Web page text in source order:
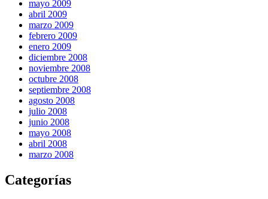
mayo 2009
abril 2009
marzo 2009
febrero 2009
enero 2009
diciembre 2008
noviembre 2008
octubre 2008
septiembre 2008
agosto 2008
julio 2008
junio 2008
mayo 2008
abril 2008
marzo 2008
Categorías